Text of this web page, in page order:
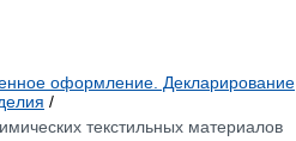
оформление. Декларирование
/
текстильных материалов